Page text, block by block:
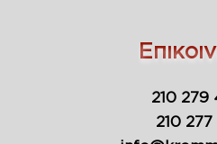
210 279
210 277